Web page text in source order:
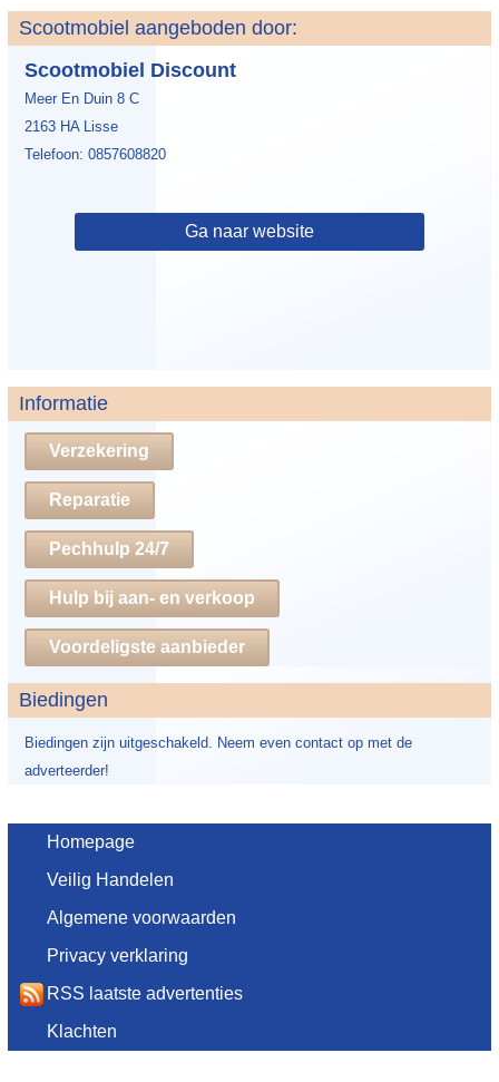
Scootmobiel aangeboden door:
Scootmobiel Discount
Meer En Duin 8 C
2163 HA Lisse
Telefoon: 0857608820
Ga naar website
Informatie
Verzekering
Reparatie
Pechhulp 24/7
Hulp bij aan- en verkoop
Voordeligste aanbieder
Biedingen
Biedingen zijn uitgeschakeld. Neem even contact op met de
adverteerder!
Homepage
Veilig Handelen
Algemene voorwaarden
Privacy verklaring
RSS laatste advertenties
Klachten